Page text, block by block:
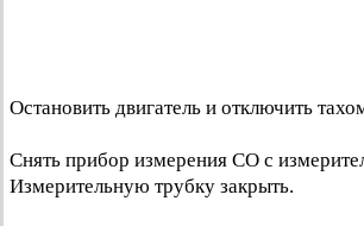
Остановить двигатель и отключить
Снять прибор измерения CO с
Измерительную трубку закрыть.